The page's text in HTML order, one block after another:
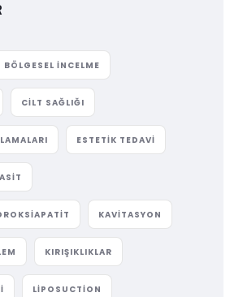
BÖLGESEL INCELME
CILT SAĞLIĞI
ESTETIK TEDAVI
KAVITASYON
KIRIŞIKLIKLAR
LIPOSUCTION